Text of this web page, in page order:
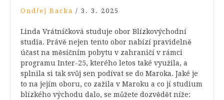
Ondřej Backa / 3. 3. 2025
Linda Vrátníčková studuje obor Blízkovýchodní
studia. Právě nejen tento obor nabízí pravidelně
účast na měsíčním pobytu v zahraničí v rámci
programu Inter-25, kterého letos také využila, a
splnila si tak svůj sen podívat se do Maroka. Jaké je
to na jejím oboru, co zažila v Maroku a co jí studium
blízkého východu dalo, se můžete dozvědět níže: